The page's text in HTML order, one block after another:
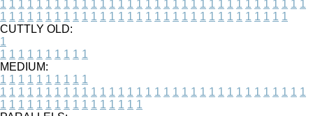
1 1 1 1 1 1 1 1 1 1 1 1 1 1 1 1 1 1 1 1 1 1 1 1 1 1 1 1 1 1 1 1 1 1
1 1 1 1 1 1 1 1 1 1 1 1 1 1 1 1 1 1 1 1 1 1 1 1 1 1 1 1 1 1 1 1
CUTTLY OLD:
1
1 1 1 1 1 1 1 1 1 1
MEDIUM:
1 1 1 1 1 1 1 1 1 1
1 1 1 1 1 1 1 1 1 1 1 1 1 1 1 1 1 1 1 1 1 1 1 1 1 1 1 1 1 1 1 1 1 1
1 1 1 1 1 1 1 1 1 1 1 1 1 1 1 1